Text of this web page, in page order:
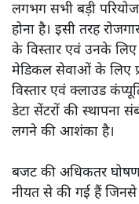
लगभग सभी बड़ी
होना है। इसी तरह
के विस्तार एवं उनके लिए
मेडिकल सेवाओं के लिए
विस्तार एवं क्लाउड
डेटा सेंटरों की स्थापना
लगने की आशंका है।
बजट की अधिकतर घोषणा
नीयत से की गई हैं जिनसे